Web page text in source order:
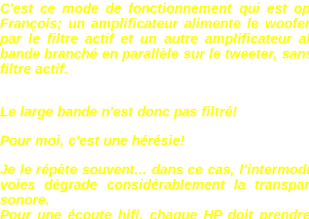
C'est ce mode de fonctionnement qui est
François; un amplificateur alimente le
par le filtre actif et un autre amplificateur
bande branché en parallèle sur le tweeter,
filtre actif.
Le large bande n'est donc pas filtré!
Pour moi, c'est une hérésie!
Je le répète souvent... dans ce cas,
voies dégrade considérablement la
sonore.
Pour une écoute hifi, chaque HP doit